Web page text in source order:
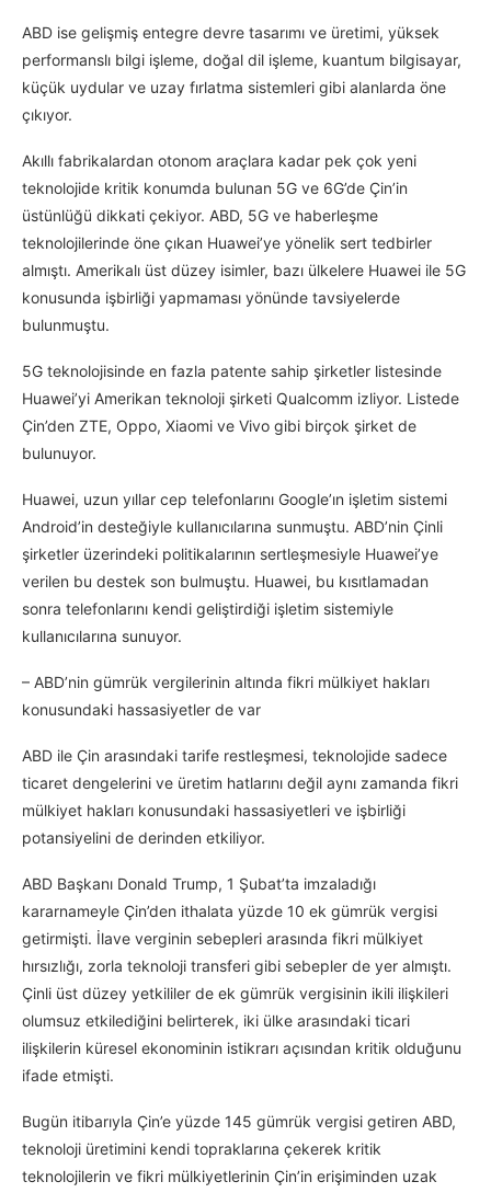
ABD ise gelişmiş entegre devre tasarımı ve üretimi, yüksek
performanslı bilgi işleme, doğal dil işleme, kuantum bilgisayar,
küçük uydular ve uzay fırlatma sistemleri gibi alanlarda öne
çıkıyor.
Akıllı fabrikalardan otonom araçlara kadar pek çok yeni
teknolojide kritik konumda bulunan 5G ve 6G’de Çin’in
üstünlüğü dikkati çekiyor. ABD, 5G ve haberleşme
teknolojilerinde öne çıkan Huawei’ye yönelik sert tedbirler
almıştı. Amerikalı üst düzey isimler, bazı ülkelere Huawei ile 5G
konusunda işbirliği yapmaması yönünde tavsiyelerde
bulunmuştu.
5G teknolojisinde en fazla patente sahip şirketler listesinde
Huawei’yi Amerikan teknoloji şirketi Qualcomm izliyor. Listede
Çin’den ZTE, Oppo, Xiaomi ve Vivo gibi birçok şirket de
bulunuyor.
Huawei, uzun yıllar cep telefonlarını Google’ın işletim sistemi
Android’in desteğiyle kullanıcılarına sunmuştu. ABD’nin Çinli
şirketler üzerindeki politikalarının sertleşmesiyle Huawei’ye
verilen bu destek son bulmuştu. Huawei, bu kısıtlamadan
sonra telefonlarını kendi geliştirdiği işletim sistemiyle
kullanıcılarına sunuyor.
– ABD’nin gümrük vergilerinin altında fikri mülkiyet hakları
konusundaki hassasiyetler de var
ABD ile Çin arasındaki tarife restleşmesi, teknolojide sadece
ticaret dengelerini ve üretim hatlarını değil aynı zamanda fikri
mülkiyet hakları konusundaki hassasiyetleri ve işbirliği
potansiyelini de derinden etkiliyor.
ABD Başkanı Donald Trump, 1 Şubat’ta imzaladığı
kararnameyle Çin’den ithalata yüzde 10 ek gümrük vergisi
getirmişti. İlave verginin sebepleri arasında fikri mülkiyet
hırsızlığı, zorla teknoloji transferi gibi sebepler de yer almıştı.
Çinli üst düzey yetkililer de ek gümrük vergisinin ikili ilişkileri
olumsuz etkilediğini belirterek, iki ülke arasındaki ticari
ilişkilerin küresel ekonominin istikrarı açısından kritik olduğunu
ifade etmişti.
Bugün itibarıyla Çin’e yüzde 145 gümrük vergisi getiren ABD,
teknoloji üretimini kendi topraklarına çekerek kritik
teknolojilerin ve fikri mülkiyetlerinin Çin’in erişiminden uzak